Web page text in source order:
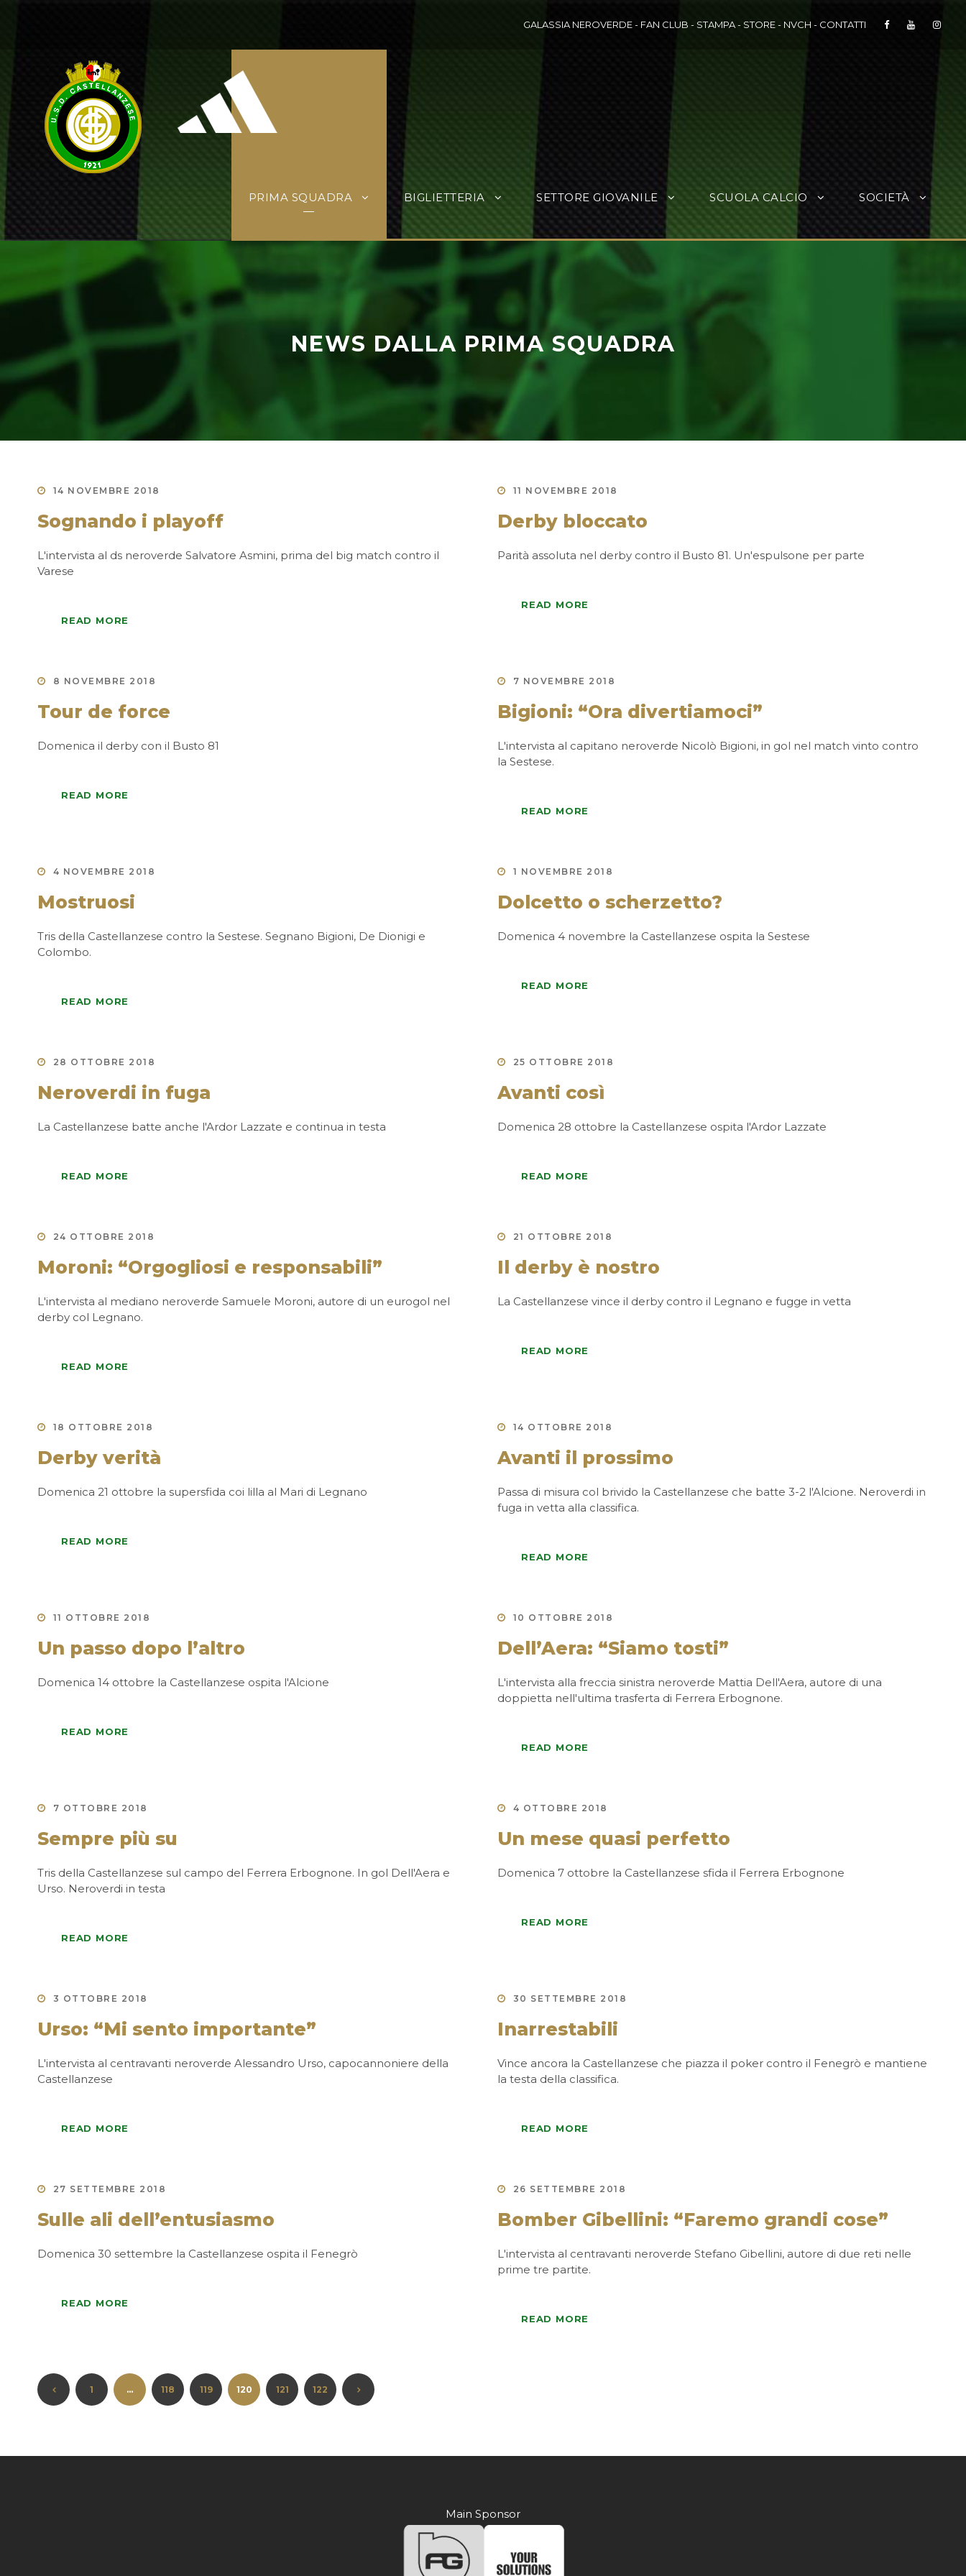
GALASSIA NEROVERDE- FAN CLUB - STAMPA- STORE- NVCH - CONTATTI
PRIMA SQUADRA BIGLIETTERIA SETTORE GIOVANILE SCUOLA CALCIO SOCIETÀ
NEWS DALLA PRIMA SQUADRA
14 NOVEMBRE 2018
Sognando i playoff
L'intervista al ds neroverde Salvatore Asmini, prima del big match contro il
Varese
READ MORE
11 NOVEMBRE 2018
Derby bloccato
Parità assoluta nel derby contro il Busto 81. Un'espulsone per parte
READ MORE
8 NOVEMBRE 2018
Tour de force
Domenica il derby con il Busto 81
READ MORE
7 NOVEMBRE 2018
Bigioni: “Ora divertiamoci”
L'intervista al capitano neroverde Nicolò Bigioni, in gol nel match vinto contro
la Sestese.
READ MORE
4 NOVEMBRE 2018
Mostruosi
Tris della Castellanzese contro la Sestese. Segnano Bigioni, De Dionigi e
Colombo.
READ MORE
1 NOVEMBRE 2018
Dolcetto o scherzetto?
Domenica 4 novembre la Castellanzese ospita la Sestese
READ MORE
28 OTTOBRE 2018
Neroverdi in fuga
La Castellanzese batte anche l'Ardor Lazzate e continua in testa
READ MORE
25 OTTOBRE 2018
Avanti così
Domenica 28 ottobre la Castellanzese ospita l'Ardor Lazzate
READ MORE
24 OTTOBRE 2018
Moroni: “Orgogliosi e responsabili”
L'intervista al mediano neroverde Samuele Moroni, autore di un eurogol nel
derby col Legnano.
READ MORE
21 OTTOBRE 2018
Il derby è nostro
La Castellanzese vince il derby contro il Legnano e fugge in vetta
READ MORE
18 OTTOBRE 2018
Derby verità
Domenica 21 ottobre la supersfida coi lilla al Mari di Legnano
READ MORE
14 OTTOBRE 2018
Avanti il prossimo
Passa di misura col brivido la Castellanzese che batte 3-2 l'Alcione. Neroverdi in
fuga in vetta alla classifica.
READ MORE
11 OTTOBRE 2018
Un passo dopo l’altro
Domenica 14 ottobre la Castellanzese ospita l'Alcione
READ MORE
10 OTTOBRE 2018
Dell’Aera: “Siamo tosti”
L'intervista alla freccia sinistra neroverde Mattia Dell'Aera, autore di una
doppietta nell'ultima trasferta di Ferrera Erbognone.
READ MORE
7 OTTOBRE 2018
Sempre più su
Tris della Castellanzese sul campo del Ferrera Erbognone. In gol Dell'Aera e
Urso. Neroverdi in testa
READ MORE
4 OTTOBRE 2018
Un mese quasi perfetto
Domenica 7 ottobre la Castellanzese sfida il Ferrera Erbognone
READ MORE
3 OTTOBRE 2018
Urso: “Mi sento importante”
L'intervista al centravanti neroverde Alessandro Urso, capocannoniere della
Castellanzese
READ MORE
30 SETTEMBRE 2018
Inarrestabili
Vince ancora la Castellanzese che piazza il poker contro il Fenegrò e mantiene
la testa della classifica.
READ MORE
27 SETTEMBRE 2018
Sulle ali dell’entusiasmo
Domenica 30 settembre la Castellanzese ospita il Fenegrò
READ MORE
26 SETTEMBRE 2018
Bomber Gibellini: “Faremo grandi cose”
L'intervista al centravanti neroverde Stefano Gibellini, autore di due reti nelle
prime tre partite.
READ MORE
1 … 118 119 120 121 122
Main Sponsor